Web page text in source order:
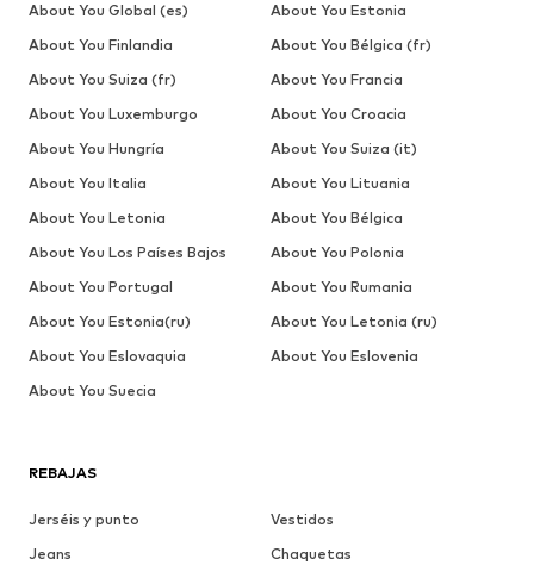
REBAJAS
Jerséis y punto
Vestidos
Jeans
Chaquetas
About You Global (es)
About You Estonia
About You Finlandia
About You Bélgica (fr)
About You Suiza (fr)
About You Francia
About You Luxemburgo
About You Croacia
About You Hungría
About You Suiza (it)
About You Italia
About You Lituania
About You Letonia
About You Bélgica
About You Los Países Bajos
About You Polonia
About You Portugal
About You Rumania
About You Estonia(ru)
About You Letonia (ru)
About You Eslovaquia
About You Eslovenia
About You Suecia